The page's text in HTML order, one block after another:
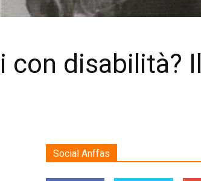
con disabilità? Il
Social Anffas